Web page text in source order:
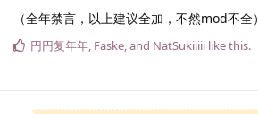
（全年禁言，以上建议全加，不然mod不全）
円円复年年, Faske, and NatSukiiiii like this.